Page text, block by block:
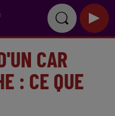
CAR
: CE QUE